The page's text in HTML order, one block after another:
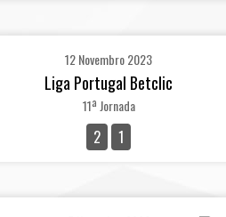
12 Novembro 2023
Liga Portugal Betclic
11ª Jornada
2 1